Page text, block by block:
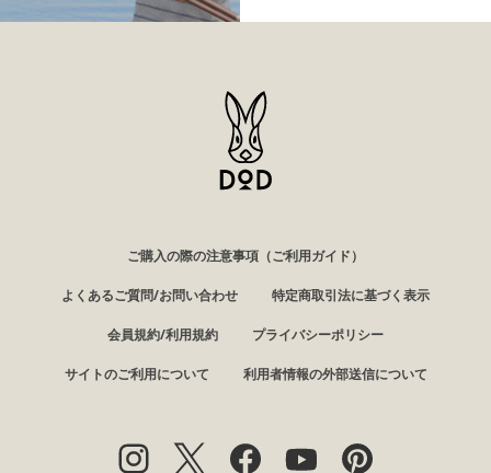
ご購入の際の注意事項（ご利用ガイド）
よくあるご質問/お問い合わせ 特定商取引法に基づく表示
会員規約/利用規約 プライバシーポリシー
サイトのご利用について 利用者情報の外部送信について